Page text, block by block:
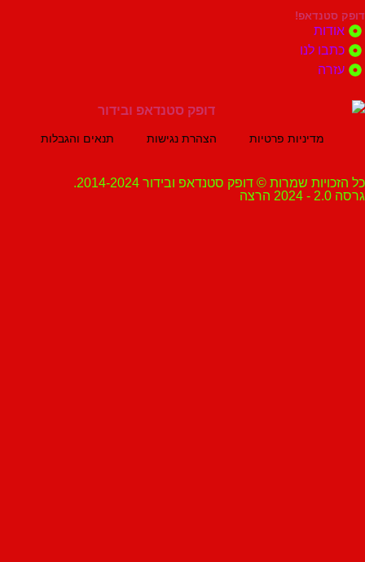
לנו
מדיניות פרטיות הצהרת נגישות תנאים והגבלות
שמרות © דופק סטנדאפ ובידור 2014-2024.